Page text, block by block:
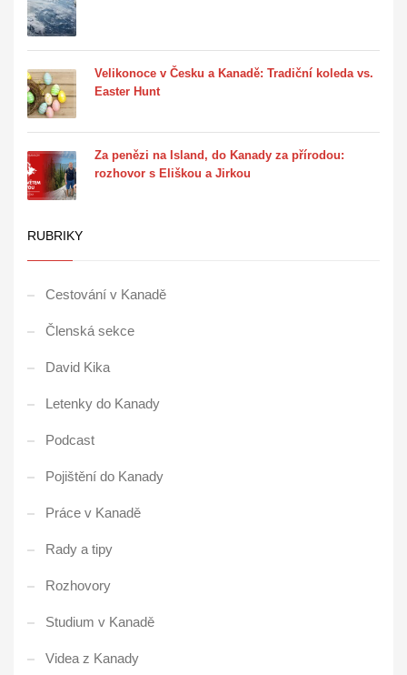
Velikonoce v Česku a Kanadě: Tradiční koleda vs.
Easter Hunt
Za penězi na Island, do Kanady za přírodou:
rozhovor s Eliškou a Jirkou
RUBRIKY
Cestování v Kanadě
Členská sekce
David Kika
Letenky do Kanady
Podcast
Pojištění do Kanady
Práce v Kanadě
Rady a tipy
Rozhovory
Studium v Kanadě
Videa z Kanady